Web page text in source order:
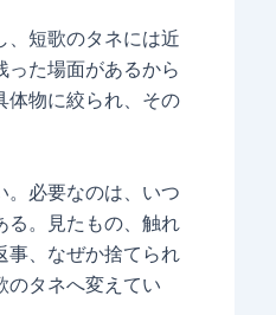
、短歌のタネには近
た場面があるから
体物に絞られ、その
。必要なのは、いつ
る。見たもの、触れ
事、なぜか捨てられ
のタネへ変えてい